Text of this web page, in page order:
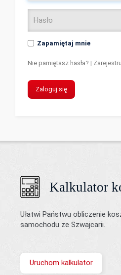
Zapamiętaj mnie
Nie pamiętasz hasła? |
Zaloguj się
Kalkulator
Ułatwi Państwu obliczenie
samochodu ze Szwajcarii.
Uruchom kalkulator